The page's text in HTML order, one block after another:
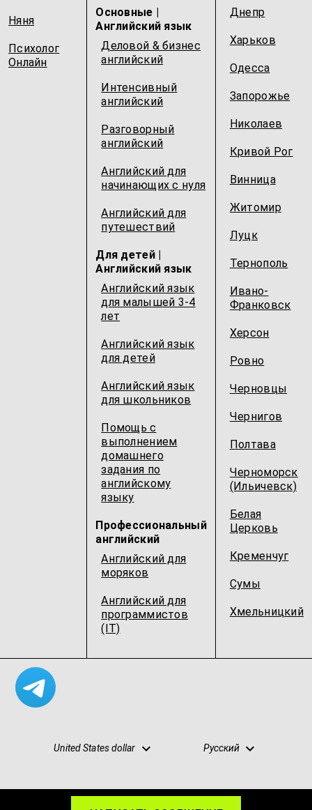
Няня
Психолог
Онлайн
Основные |
Английский язык
Деловой & бизнес
английский
Интенсивный
английский
Разговорный
английский
Английский для
начинающих с нуля
Английский для
путешествий
Для детей |
Английский язык
Английский язык
для малышей 3-4
лет
Английский язык
для детей
Английский язык
для школьников
Помощь с
выполнением
домашнего
задания по
английскому
языку
Профессиональный
английский
Английский для
моряков
Английский для
программистов
(IT)
Днепр
Харьков
Одесcа
Запорожье
Николаев
Кривой Рог
Винница
Житомир
Луцк
Тернополь
Ивано-
Франковск
Херсон
Ровно
Черновцы
Чернигов
Полтава
Черноморск
(Ильичевск)
Белая
Церковь
Кременчуг
Сумы
Хмельницкий
United States dollar Русский